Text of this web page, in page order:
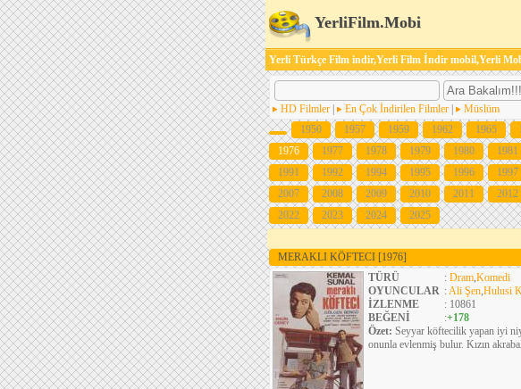
YerliFilm.Mobi
Yerli Türkçe Film indir,Yerli Film İndir mobil,Yerli
HD Filmler En Çok İndirilen Filmler
Müslüm
1950
1957 1959 1962 1965
1976
1977 1978 1979 1980 1981
1991
1992 1994 1995 1996 1997
2007
2008 2009 2010 2011 2012
2022
2023 2024
2025
MERAKLI KÖFTECI [1976]
TÜRÜ
: Dram,Komedi
OYUNCULAR :Ali Şen,Hulusi
İZLENME
: 10861
BEĞENİ
:+178
Özet: Seyyar köftecilik yapan iyi
onunla evlenmiş bulur. Kızın